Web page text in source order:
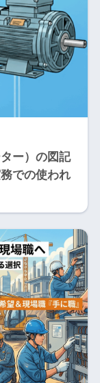
ー）の図記
での使われ